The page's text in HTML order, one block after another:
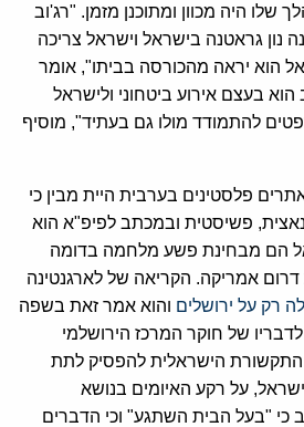
שלו היה מכוון ומתוכנן מזמן. "רג'וב
נון גראטנה בישראל וישראל צריכה
הוא יראה מהכורסה בביתו", אומר
בעצם אירוע ביטחוני ולישראל
להתמודד מולו גם בעתיד", מוסיף
פלסטינים בערבית היית מבין כי
פשיסטית ובמכתב לפיפ"א הוא
הם מבחינת פשע מלחמה בדומה
אמריקה. הקריאה של לארגנטינה
רק על ירושלים והוא אמר זאת בשפה
של חוקר המרכז הירושלמי
התקשורת הישראלית להפסיק לתת
ישראל, על רקע האיומים בנושא
כי "בעל הבית השתגע" וכי הדברים